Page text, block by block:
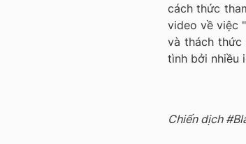
cách thức
video về việc
và thách thức
tình bởi nhiều
Chiến dịch